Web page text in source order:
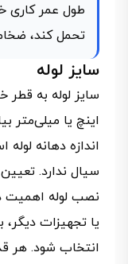
طول عمر کاری
تحمل کند،
سایز لوله
سایز لوله به قطر
اینچ یا میلی‌متر
اندازه دهانه
سیال ندارد.
نصب لوله اهمیت
یا تجهیزات دیگر،
انتخاب شود. هر